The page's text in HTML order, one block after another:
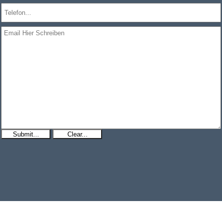
Submit... Clear...